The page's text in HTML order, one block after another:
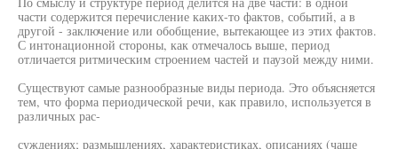
части содержится перечисление каких-то фактов, событий, а в
другой - заключение или обобщение, вытекающее из этих фактов.
С интонационной стороны, как отмечалось выше, период
отличается ритмическим строением частей и паузой между ними.
Существуют самые разнообразные виды периода. Это объясняется
тем, что форма периодической речи, как правило, используется в
различных рас-
суждениях; размышлениях, характеристиках, описаниях (чаще